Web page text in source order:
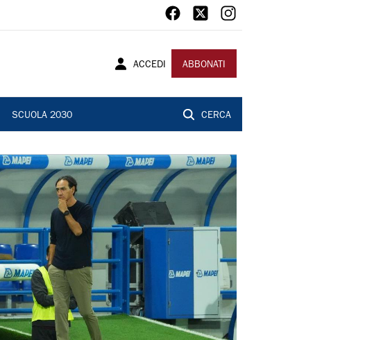
ACCEDI ABBONATI
SCUOLA 2030 CERCA